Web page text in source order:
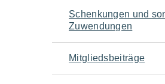
Schenkungen und
Zuwendungen
Mitgliedsbeiträge